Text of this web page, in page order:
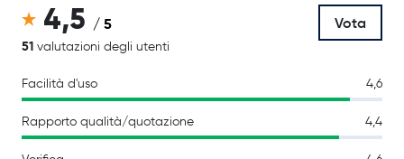
4,5 / 5
51 valutazioni degli utenti
Vota
Facilità d'uso 4,6
Rapporto qualità/quotazione 4,4